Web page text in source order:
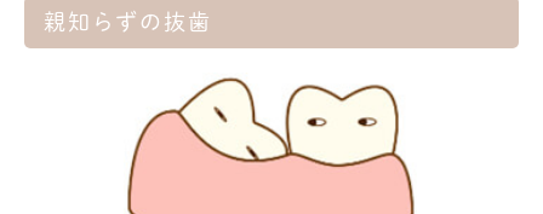
親知らずの抜歯